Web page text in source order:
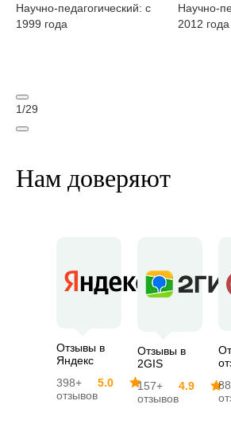
Научно-педагогический: с
1999 года
Научно-
2012 года
1/29
Нам доверяют
Отзывы в
Яндекс
398+
отзывов
5.0
Отзывы в
2GIS
157+
отзывов
4.9